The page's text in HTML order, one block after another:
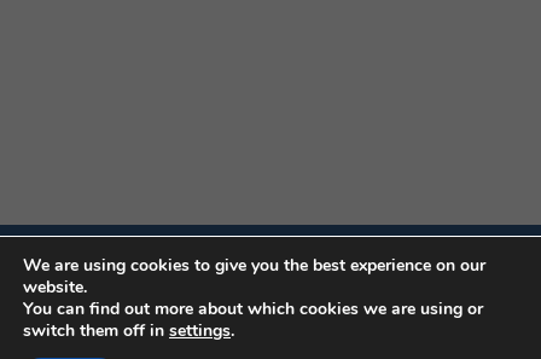
We are using cookies to give you the best experience on our
website.
You can find out more about which cookies we are using or
switch them off in settings.